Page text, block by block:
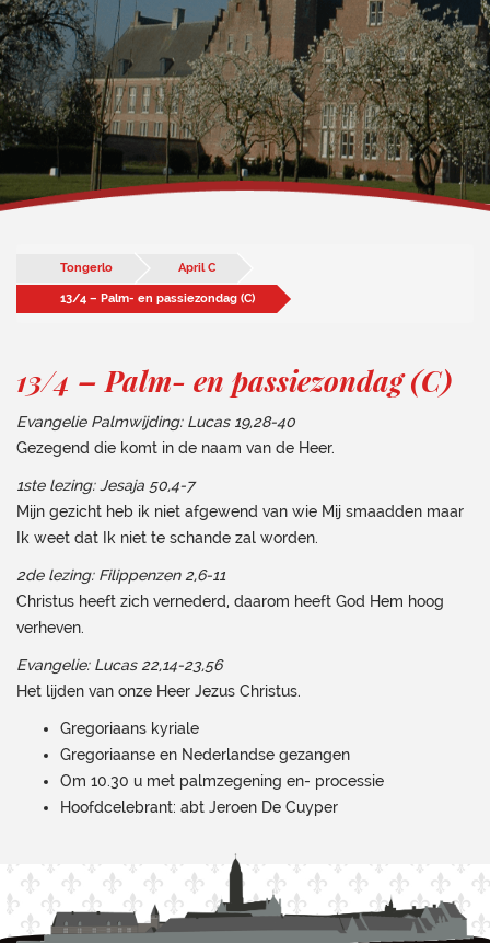
Tongerlo April C
13/4 – Palm- en passiezondag (C)
13/4 – Palm- en passiezondag (C)
Evangelie Palmwijding: Lucas 19,28-40
Gezegend die komt in de naam van de Heer.
1ste lezing: Jesaja 50,4-7
Mijn gezicht heb ik niet afgewend van wie Mij smaadden maar
Ik weet dat Ik niet te schande zal worden.
2de lezing: Filippenzen 2,6-11
Christus heeft zich vernederd, daarom heeft God Hem hoog
verheven.
Evangelie: Lucas 22,14-23,56
Het lijden van onze Heer Jezus Christus.
Gregoriaans kyriale
Gregoriaanse en Nederlandse gezangen
Om 10.30 u met palmzegening en- processie
Hoofdcelebrant: abt Jeroen De Cuyper